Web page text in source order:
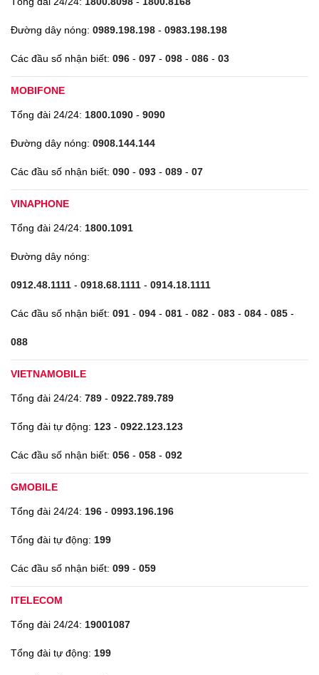
Đường dây nóng: 0989.198.198 - 0983.198.198
Các đầu số nhận biết: 096 - 097 - 098 - 086 - 03
MOBIFONE
Tổng đài 24/24: 1800.1090 - 9090
Đường dây nóng: 0908.144.144
Các đầu số nhận biết: 090 - 093 - 089 - 07
VINAPHONE
Tổng đài 24/24: 1800.1091
Đường dây nóng:
0912.48.1111 - 0918.68.1111 - 0914.18.1111
Các đầu số nhận biết: 091 - 094 - 081 - 082 - 083 - 084 - 085 -
088
VIETNAMOBILE
Tổng đài 24/24: 789 - 0922.789.789
Tổng đài tự động: 123 - 0922.123.123
Các đầu số nhận biết: 056 - 058 - 092
GMOBILE
Tổng đài 24/24: 196 - 0993.196.196
Tổng đài tự động: 199
Các đầu số nhận biết: 099 - 059
ITELECOM
Tổng đài 24/24: 19001087
Tổng đài tự động: 199